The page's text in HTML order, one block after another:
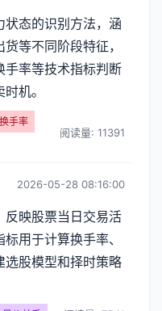
态的识别方法，涵
等不同阶段特征，
手率等技术指标判断
机。
换手率
阅读量: 11391
2026-05-28 08:16:00
反映股票当日交易活
用于计算换手率、
选股模型和择时策略